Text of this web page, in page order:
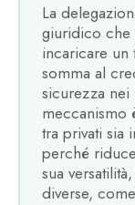
La
giuridico che
incaricare un
somma al
sicurezza
meccanismo
tra privati sia
perché
sua
diverse,